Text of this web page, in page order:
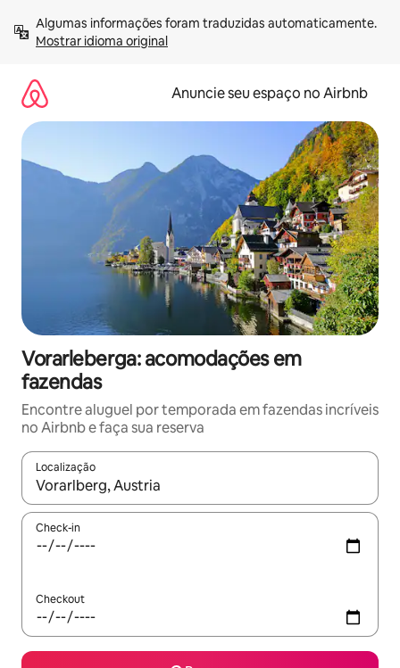
para
Mostrar idioma original
Anuncie seu espaço no Airbnb
Vorarleberga: acomodações em
fazendas
Encontre aluguel por temporada em fazendas incríveis
no Airbnb e faça sua reserva
Localização
Quando os resultados estiverem disponíveis, explore-os
Check-in
Checkout